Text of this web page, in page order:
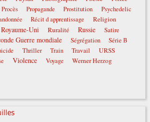
Procès Propagande Prostitution Psychedelic
Récit d apprentissage
Religion
Royaume-Uni Ruralité Russie
Satire
Guerre mondiale Ségrégation Série B
Thriller Train Travail URSS
Violence Voyage
Werner Herzog